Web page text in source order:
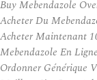
Buy Mebendazole
Acheter Du
Acheter Maintenant
Mebendazole En
Ordonner Générique